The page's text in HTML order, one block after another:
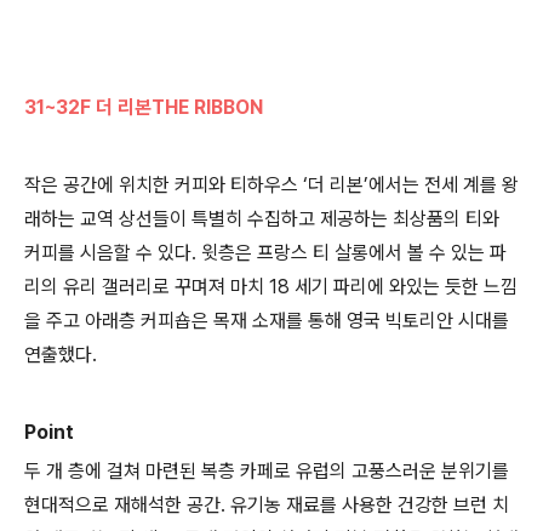
31~32F 더 리본THE RIBBON
작은 공간에 위치한 커피와 티하우스 ‘더 리본’에서는 전세 계를 왕
래하는 교역 상선들이 특별히 수집하고 제공하는 최상품의 티와
커피를 시음할 수 있다. 윗층은 프랑스 티 살롱에서 볼 수 있는 파
리의 유리 갤러리로 꾸며져 마치 18 세기 파리에 와있는 듯한 느낌
을 주고 아래층 커피숍은 목재 소재를 통해 영국 빅토리안 시대를
연출했다.
Point
두 개 층에 걸쳐 마련된 복층 카페로 유럽의 고풍스러운 분위기를
현대적으로 재해석한 공간. 유기농 재료를 사용한 건강한 브런 치